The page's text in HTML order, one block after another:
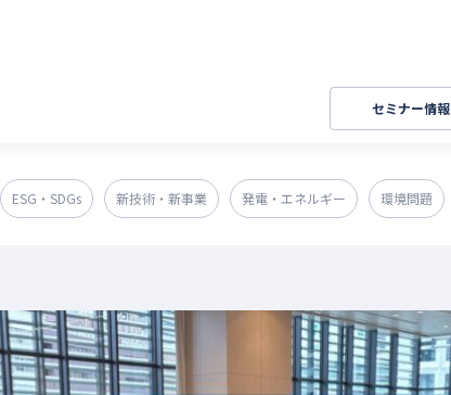
セミナー情報
ESG・SDGs 新技術・新事業 発電・エネルギー 環境問題